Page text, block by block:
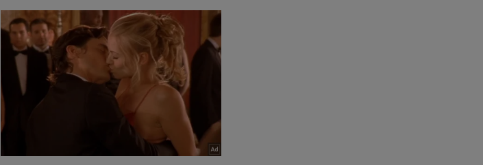
comandos ‘avermelharam’?
essa situação que envergonharia o Poder
a absolvição de Gleisi e pede Lula